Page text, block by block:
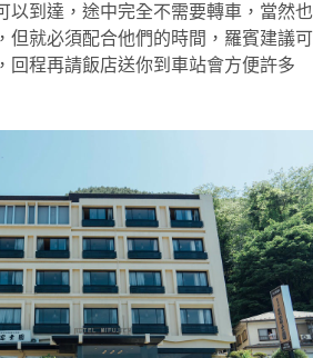
以到達，途中完全不需要轉車，當然也
但就必須配合他們的時間，羅賓建議可
回程再請飯店送你到車站會方便許多